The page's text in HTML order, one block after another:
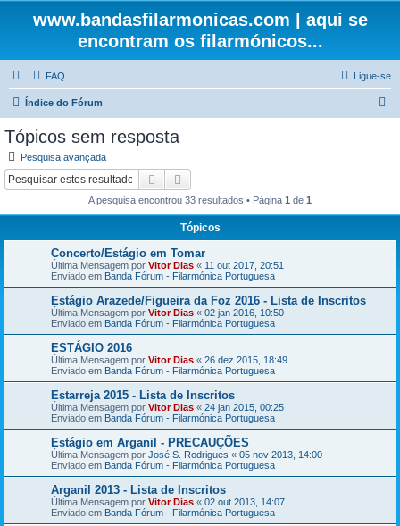
www.bandasfilarmonicas.com | aqui se
encontram os filarmónicos...
FAQ Ligue-se
Índice do Fórum
Tópicos sem resposta
Pesquisa avançada
Pesquisar
A pesquisa encontrou 33 resultados • Página 1 de 1
Tópicos
Concerto/Estágio em Tomar
Última Mensagem por Vitor Dias « 11 out 2017, 20:51
Enviado em Banda Fórum - Filarmónica Portuguesa
Estágio Arazede/Figueira da Foz 2016 - Lista de Inscritos
Última Mensagem por Vitor Dias « 02 jan 2016, 10:50
Enviado em Banda Fórum - Filarmónica Portuguesa
ESTÁGIO 2016
Última Mensagem por Vitor Dias « 26 dez 2015, 18:49
Enviado em Banda Fórum - Filarmónica Portuguesa
Estarreja 2015 - Lista de Inscritos
Última Mensagem por Vitor Dias « 24 jan 2015, 00:25
Enviado em Banda Fórum - Filarmónica Portuguesa
Estágio em Arganil - PRECAUÇÕES
Última Mensagem por José S. Rodrigues « 05 nov 2013, 14:00
Enviado em Banda Fórum - Filarmónica Portuguesa
Arganil 2013 - Lista de Inscritos
Última Mensagem por Vitor Dias « 02 out 2013, 14:07
Enviado em Banda Fórum - Filarmónica Portuguesa